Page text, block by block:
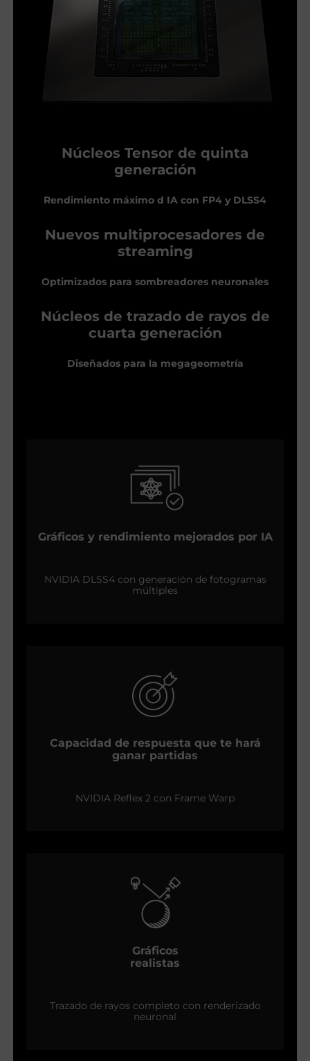
Núcleos Tensor de quinta
generación
Rendimiento máximo d IA con FP4 y DLSS4
Nuevos multiprocesadores de
streaming
Optimizados para sombreadores neuronales
Núcleos de trazado de rayos de
cuarta generación
Diseñados para la megageometría
Gráficos y rendimiento mejorados por IA
NVIDIA DLSS4 con generación de fotogramas
múltiples
Capacidad de respuesta que te hará
ganar partidas
NVIDIA Reflex 2 con Frame Warp
Gráficos
realistas
Trazado de rayos completo con renderizado
neuronal